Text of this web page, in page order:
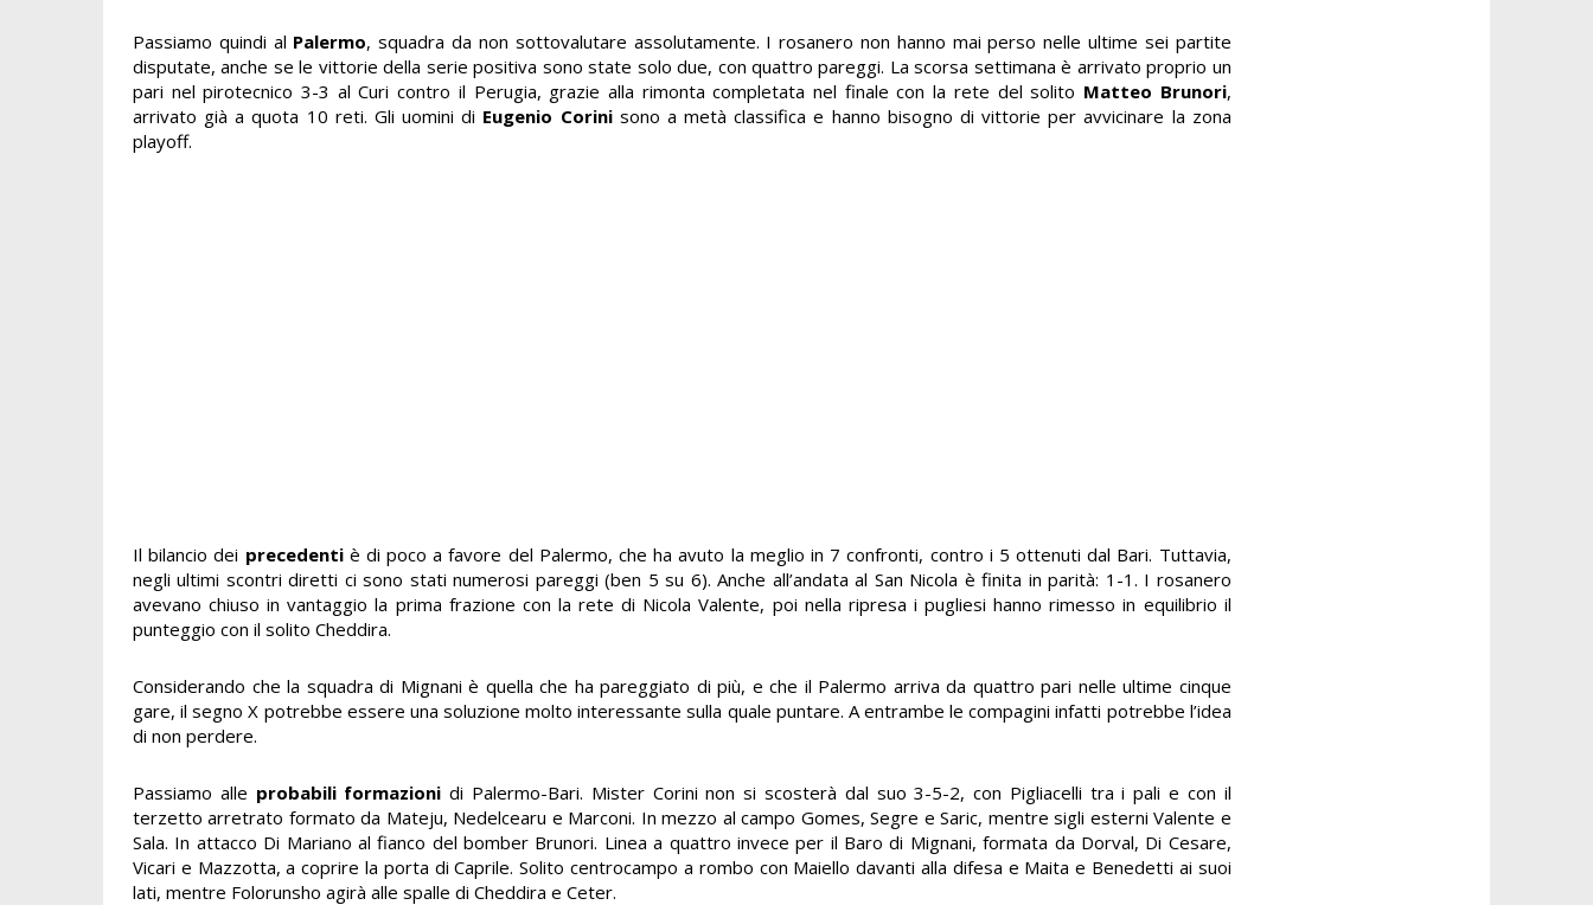
Passiamo quindi al Palermo, squadra da non sottovalutare assolutamente. I rosanero non hanno mai perso nelle ultime sei partite
disputate, anche se le vittorie della serie positiva sono state solo due, con quattro pareggi. La scorsa settimana è arrivato proprio un
pari nel pirotecnico 3-3 al Curi contro il Perugia, grazie alla rimonta completata nel finale con la rete del solito Matteo Brunori,
arrivato già a quota 10 reti. Gli uomini di Eugenio Corinisono a metà classifica e hanno bisogno di vittorie per avvicinare la zona
playoff.
Il bilancio dei precedentiè di poco a favore del Palermo, che ha avuto la meglio in 7 confronti, contro i 5 ottenuti dal Bari. Tuttavia,
negli ultimi scontri diretti ci sono stati numerosi pareggi (ben 5 su 6). Anche all’andata al San Nicola è finita in parità: 1-1. I rosanero
avevano chiuso in vantaggio la prima frazione con la rete di Nicola Valente, poi nella ripresa i pugliesi hanno rimesso in equilibrio il
punteggio con il solito Cheddira.
Considerando che la squadra di Mignani è quella che ha pareggiato di più, e che il Palermo arriva da quattro pari nelle ultime cinque
gare, il segno X potrebbe essere una soluzione molto interessante sulla quale puntare. A entrambe le compagini infatti potrebbe l’idea
di non perdere.
Passiamo alle probabili formazioni di Palermo-Bari. Mister Corini non si scosterà dal suo 3-5-2, con Pigliacelli tra i pali e con il
terzetto arretrato formato da Mateju, Nedelcearu e Marconi. In mezzo al campo Gomes, Segre e Saric, mentre sigli esterni Valente e
Sala. In attacco Di Mariano al fianco del bomber Brunori. Linea a quattro invece per il Baro di Mignani, formata da Dorval, Di Cesare,
Vicari e Mazzotta, a coprire la porta di Caprile. Solito centrocampo a rombo con Maiello davanti alla difesa e Maita e Benedetti ai suoi
lati, mentre Folorunsho agirà alle spalle di Cheddira e Ceter.